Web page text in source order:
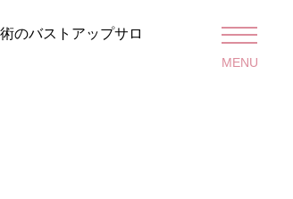
のバストアップサロ
MENU